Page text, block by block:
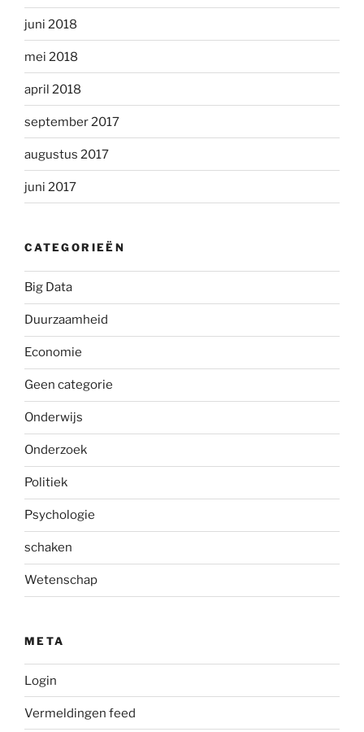
juni 2018
mei 2018
april 2018
september 2017
augustus 2017
juni 2017
CATEGORIEËN
Big Data
Duurzaamheid
Economie
Geen categorie
Onderwijs
Onderzoek
Politiek
Psychologie
schaken
Wetenschap
META
Login
Vermeldingen feed